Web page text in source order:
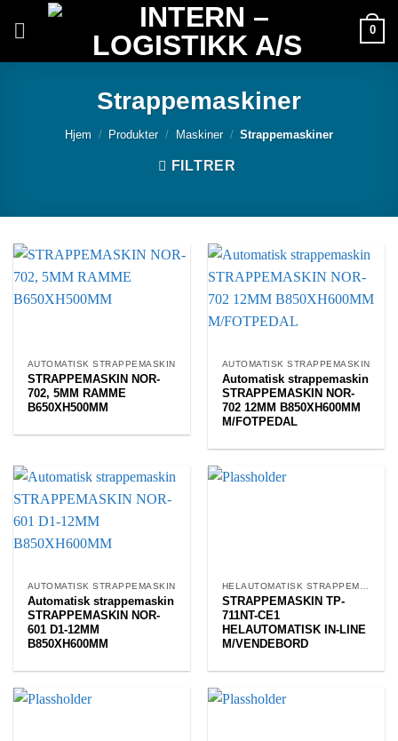
0
Strappemaskiner
Hjem / Produkter / Maskiner / Strappemaskiner
FILTRER
AUTOMATISK STRAPPEMASKIN
STRAPPEMASKIN NOR-
702, 5MM RAMME
B650XH500MM
AUTOMATISK STRAPPEMASKIN
Automatisk strappemaskin
STRAPPEMASKIN NOR-
702 12MM B850XH600MM
M/FOTPEDAL
AUTOMATISK STRAPPEMASKIN
Automatisk strappemaskin
STRAPPEMASKIN NOR-
601 D1-12MM
B850XH600MM
STRAPPEMASKIN TP-
711NT-CE1
HELAUTOMATISK IN-LINE
M/VENDEBORD